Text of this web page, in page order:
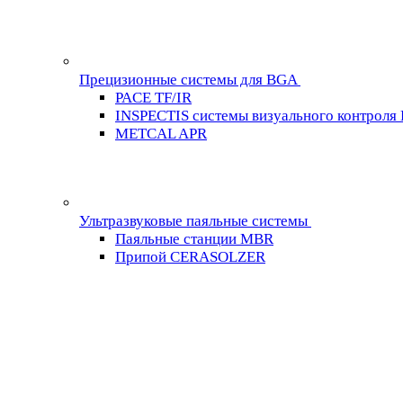
Прецизионные системы для BGA
PACE TF/IR
INSPECTIS системы визуального контроля
METCAL APR
Ультразвуковые паяльные системы
Паяльные станции MBR
Припой CERASOLZER